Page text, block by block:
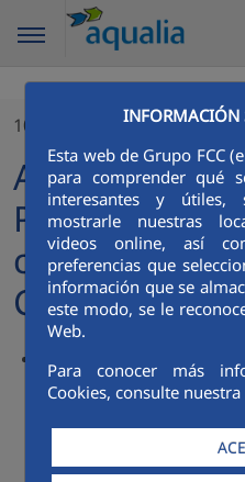
INFORMACIÓN
Esta web de Grupo FCC
para comprender qué
interesantes y útiles,
mostrarle nuestras
videos online, así
preferencias que
información que se
este modo, se le
Web.
Para conocer más
Cookies, consulte nuestra
10/10/2025
Aqualia
Proyecto
calidad del
Cabo San
85 muestreos de calidad
acreditado EMA y 1,287